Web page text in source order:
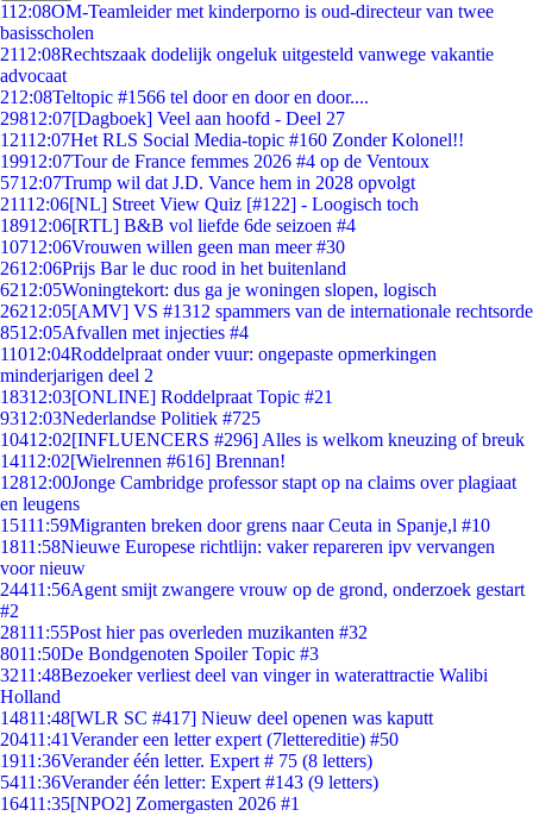
112:08OM-Teamleider met kinderporno is oud-directeur van twee
basisscholen
2112:08Rechtszaak dodelijk ongeluk uitgesteld vanwege vakantie
advocaat
212:08Teltopic #1566 tel door en door en door....
29812:07[Dagboek] Veel aan hoofd - Deel 27
12112:07Het RLS Social Media-topic #160 Zonder Kolonel!!
19912:07Tour de France femmes 2026 #4 op de Ventoux
5712:07Trump wil dat J.D. Vance hem in 2028 opvolgt
21112:06[NL] Street View Quiz [#122] - Loogisch toch
18912:06[RTL] B&B vol liefde 6de seizoen #4
10712:06Vrouwen willen geen man meer #30
2612:06Prijs Bar le duc rood in het buitenland
6212:05Woningtekort: dus ga je woningen slopen, logisch
26212:05[AMV] VS #1312 spammers van de internationale rechtsorde
8512:05Afvallen met injecties #4
11012:04Roddelpraat onder vuur: ongepaste opmerkingen
minderjarigen deel 2
18312:03[ONLINE] Roddelpraat Topic #21
9312:03Nederlandse Politiek #725
10412:02[INFLUENCERS #296] Alles is welkom kneuzing of breuk
14112:02[Wielrennen #616] Brennan!
12812:00Jonge Cambridge professor stapt op na claims over plagiaat
en leugens
15111:59Migranten breken door grens naar Ceuta in Spanje,l #10
1811:58Nieuwe Europese richtlijn: vaker repareren ipv vervangen
voor nieuw
24411:56Agent smijt zwangere vrouw op de grond, onderzoek gestart
#2
28111:55Post hier pas overleden muzikanten #32
8011:50De Bondgenoten Spoiler Topic #3
3211:48Bezoeker verliest deel van vinger in waterattractie Walibi
Holland
14811:48[WLR SC #417] Nieuw deel openen was kaputt
20411:41Verander een letter expert (7lettereditie) #50
1911:36Verander één letter. Expert # 75 (8 letters)
5411:36Verander één letter: Expert #143 (9 letters)
16411:35[NPO2] Zomergasten 2026 #1